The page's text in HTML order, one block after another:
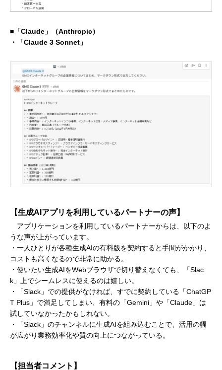
■「Claude」（Anthropic）
・「Claude 3 Sonnet」
【生成AIアプリを利用しているパートナーの声】
アプリケーションを利用しているパートナーからは、以下のよ
うな声が上がっています。
・一人ひとりが各種生成AIの有料版を契約すると手間がかかり、
コストも高くなるので非常に助かる。
・使いたい生成AIをWebブラウザで切り替えなくても、「Slac
k」上でシームレスに使えるのは嬉しい。
・「Slack」での提供がなければ、すでに契約している「ChatGP
T Plus」で満足してしまい、有料の「Gemini」や「Claude」は
試していなかったかもしれない。
・「Slack」のチャンネルに生成AIを組み込むことで、活用の幅
が広がり業務効率化や質の向上につながっている。
【担当者コメント】